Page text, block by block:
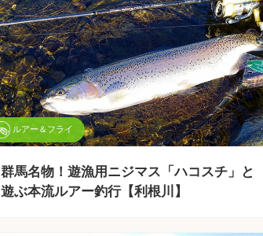
ルアー＆フライ
群馬名物！遊漁用ニジマス「ハコスチ」と
遊ぶ本流ルアー釣行【利根川】